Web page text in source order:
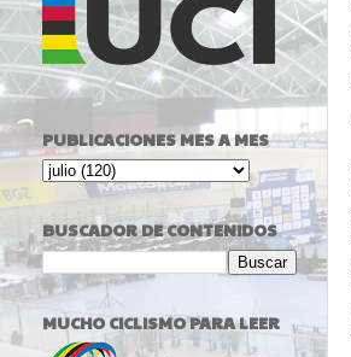
PUBLICACIONES MES A MES
BUSCADOR DE CONTENIDOS
MUCHO CICLISMO PARA LEER